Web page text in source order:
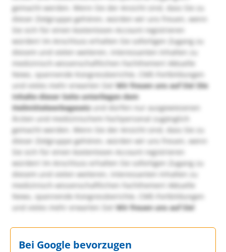
gemacht werden. Wenn Sie der Ansicht sind, dass Sie zu
dieser Zielgruppe gehören, würden wir uns freuen, wenn
Sie sich für einen kostenlosen Account registrieren
würden! Im Anschluss erhalten Sie sofortigen Zugang zu
diesem und vielen weiteren, interessanten Inhalten zu
medizinisch-wissenschaftlichen Fachthemen! Aktuelle
News, spannende Kongressberichte, CME-Fortbildungen
und vieles mehr erwarten Sie!Wir freuen uns auf Sie! Die
Inhalte dieser Seite unterliegen dem
Heilmittelwerbegesetzund dürfen nur ausgewiesenen
Ärzten und medizinischem Fachpersonal zugänglich
gemacht werden. Wenn Sie der Ansicht sind, dass Sie zu
dieser Zielgruppe gehören, würden wir uns freuen, wenn
Sie sich für einen kostenlosen Account registrieren
würden! Im Anschluss erhalten Sie sofortigen Zugang zu
diesem und vielen weiteren, interessanten Inhalten zu
medizinisch-wissenschaftlichen Fachthemen! Aktuelle
News, spannende Kongressberichte, CME-Fortbildungen
und vieles mehr erwarten Sie!Wir freuen uns auf Sie!
Bei Google bevorzugen